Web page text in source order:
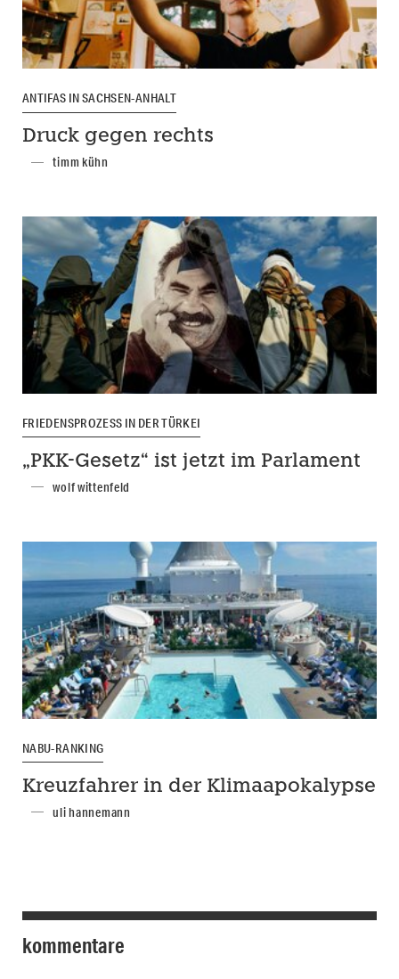
ANTIFAS IN SACHSEN-ANHALT
Druck gegen rechts
timm kühn
FRIEDENSPROZESS IN DER TÜRKEI
„PKK-Gesetz“ ist jetzt im Parlament
wolf wittenfeld
NABU-RANKING
Kreuzfahrer in der Klimaapokalypse
uli hannemann
kommentare